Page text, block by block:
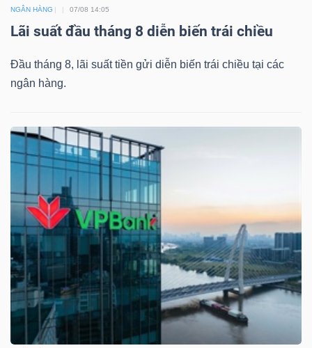
NGÂN HÀNG 07/08 14:05
Lãi suất đầu tháng 8 diễn biến trái chiều
Đầu tháng 8, lãi suất tiền gửi diễn biến trái chiều tại các
ngân hàng.